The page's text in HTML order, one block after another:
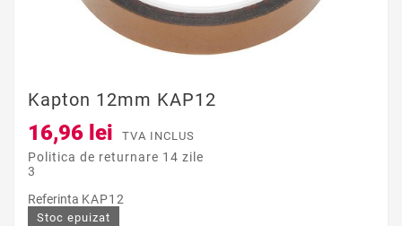
Kapton 12mm KAP12
16,96 lei TVA INCLUS
Politica de returnare 14 zile
3
Referinta KAP12
Stoc epuizat